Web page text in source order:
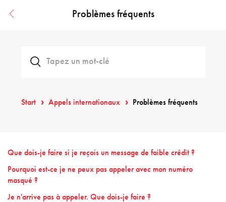
Problèmes fréquents
Start Appels internationaux Problèmes fréquents
Que dois-je faire si je reçois un message de faible crédit ?
Pourquoi est-ce je ne peux pas appeler avec mon numéro
masqué ?
Je n'arrive pas à appeler. Que dois-je faire ?